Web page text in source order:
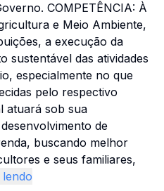
COMPETÊNCIA: À
e Meio Ambiente,
a execução da
sustentável das atividades
especialmente no que
pelo respectivo
atuará sob sua
de
buscando melhor
e seus familiares,